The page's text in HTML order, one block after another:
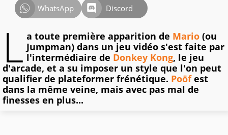
WhatsApp
Discord
L a toute première apparition de Mario (ou
Jumpman) dans un jeu vidéo s'est faite par
l'intermédiaire de Donkey Kong, le jeu
d'arcade, et a su imposer un style que l'on peut
qualifier de plateformer frénétique. Poöfest
dans la même veine, mais avec pas mal de
finesses en plus...